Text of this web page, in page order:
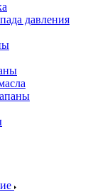
давления